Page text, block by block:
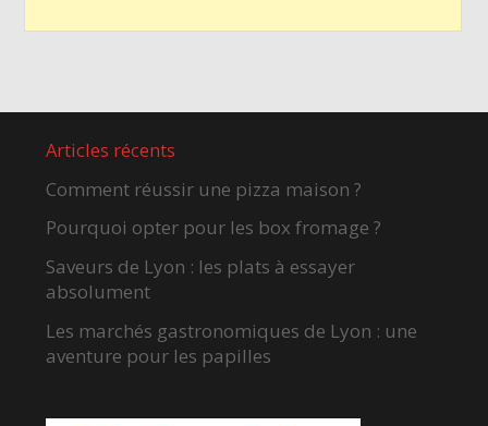
Articles récents
Comment réussir une pizza maison ?
Pourquoi opter pour les box fromage ?
Saveurs de Lyon : les plats à essayer
absolument
Les marchés gastronomiques de Lyon : une
aventure pour les papilles